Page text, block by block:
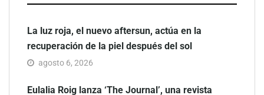
La luz roja, el nuevo aftersun, actúa en la
recuperación de la piel después del sol
agosto 6, 2026
Eulalia Roig lanza ‘The Journal’, una revista